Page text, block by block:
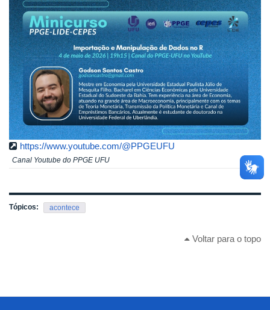
https://www.youtube.com/@PPGEUFU
Canal Youtube do PPGE UFU
Tópicos: acontece
Voltar para o topo